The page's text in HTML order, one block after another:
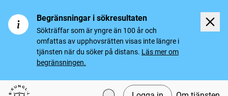
Begränsningar i sökresultaten
Sökträffar som är yngre än 100 år och
omfattas av upphovsrätten visas inte längre i
tjänsten när du söker på distans. Läs mer om
begränsningen.